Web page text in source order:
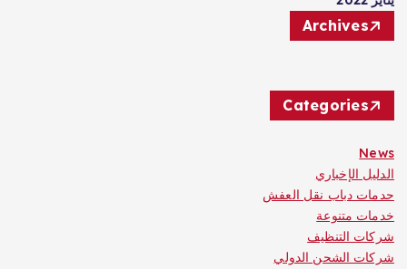
Archives
Categories
News
الدليل الإخباري
حدمات دباب نقل العفش
خدمات متنوعة
شركات التنظيف
شركات الشحن الدولي